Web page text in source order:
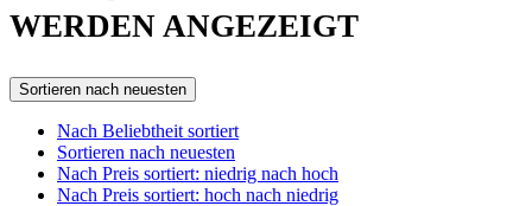
WERDEN ANGEZEIGTSORTED
Sortieren nach neuesten
Nach Beliebtheit sortiert
Sortieren nach neuesten
Nach Preis sortiert: niedrig nach hoch
Nach Preis sortiert: hoch nach niedrig